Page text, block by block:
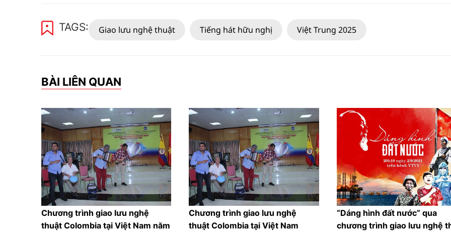
TAGS: Giao lưu nghệ thuật Tiếng hát hữu nghị Việt Trung 2025
BÀI LIÊN QUAN
Chương trình giao lưu nghệ
thuật Colombia tại Việt Nam năm
Chương trình giao lưu nghệ
thuật Colombia tại Việt Nam
“Dáng hình đất nước” qua
chương trình giao lưu nghệ